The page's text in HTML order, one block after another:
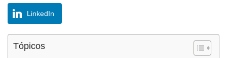
LinkedIn
Tópicos